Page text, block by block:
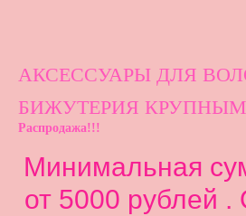
АКСЕССУАРЫ ДЛЯ
БИЖУТЕРИЯ
Распродажа!!!
Минимальная
от 5000 рублей .